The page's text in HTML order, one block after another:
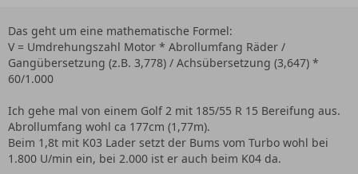
Das geht um eine mathematische Formel:
V = Umdrehungszahl Motor * Abrollumfang Räder /
Gangübersetzung (z.B. 3,778) / Achsübersetzung (3,647) *
60/1.000
Ich gehe mal von einem Golf 2 mit 185/55 R 15 Bereifung aus.
Abrollumfang wohl ca 177cm (1,77m).
Beim 1,8t mit K03 Lader setzt der Bums vom Turbo wohl bei
1.800 U/min ein, bei 2.000 ist er auch beim K04 da.